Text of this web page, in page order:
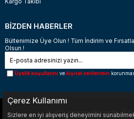
BİZDEN HABERLER
Bültenimize Üye Olun ! Tüm İndirim ve
Olsun !
Üyelik koşullarını ve kişisel verilerimin
© 2026 www.woody.com.tr - Tüm
Çerez Kullanımı
Sizlere en iyi alışveriş deneyimini